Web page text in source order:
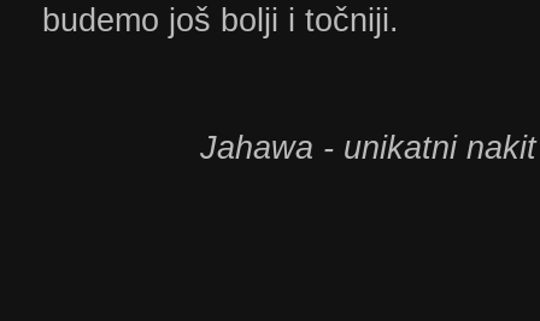
budemo još bolji i točniji.
Jahawa - unikatni